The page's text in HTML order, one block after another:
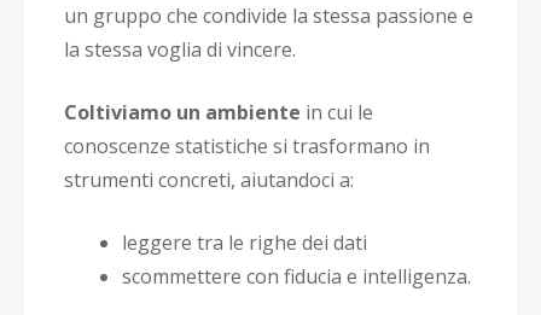
un gruppo che condivide la stessa passione e
la stessa voglia di vincere.
Coltiviamo un ambiente in cui le
conoscenze statistiche si trasformano in
strumenti concreti, aiutandoci a:
leggere tra le righe dei dati
scommettere con fiducia e intelligenza.